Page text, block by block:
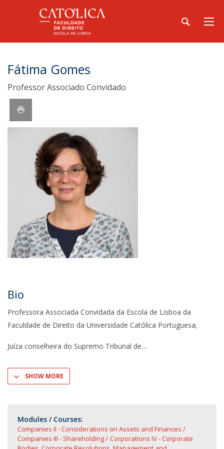
Fátima Gomes
Professor Associado Convidado
Bio
Professora Associada Convidada da Escola de Lisboa da
Faculdade de Direito da Universidade Católica Portuguesa;
Juíza conselheira do Supremo Tribunal de
SHOW MORE
Modules / Courses:
Companies II - Considerations on Assets and Finances
Companies III - Shareholding
Corporations IV - Corporate